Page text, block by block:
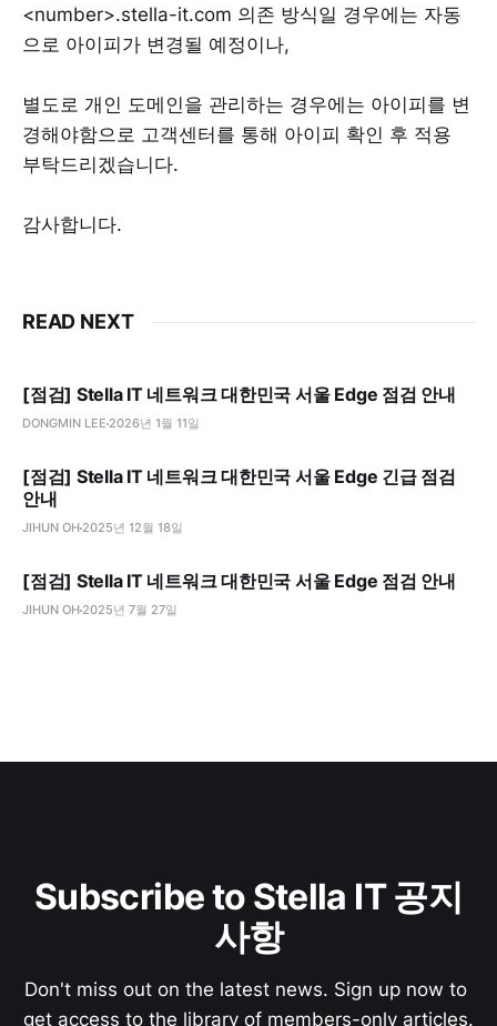
<number>.stella-it.com 의존 방식일 경우에는 자동
으로 아이피가 변경될 예정이나,
별도로 개인 도메인을 관리하는 경우에는 아이피를 변
경해야함으로 고객센터를 통해 아이피 확인 후 적용
부탁드리겠습니다.
감사합니다.
READ NEXT
[점검] Stella IT 네트워크 대한민국 서울 Edge 점검 안내
DONGMIN LEE 2026년 1월 11일
[점검] Stella IT 네트워크 대한민국 서울 Edge 긴급 점검
안내
JIHUN OH 2025년 12월 18일
[점검] Stella IT 네트워크 대한민국 서울 Edge 점검 안내
JIHUN OH 2025년 7월 27일
Subscribe to Stella IT 공지
사항
Don't miss out on the latest news. Sign up now to
get access to the library of members-only articles.